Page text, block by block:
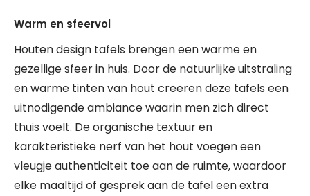
Warm en sfeervol
Houten design tafels brengen een warme en
gezellige sfeer in huis. Door de natuurlijke uitstraling
en warme tinten van hout creëren deze tafels een
uitnodigende ambiance waarin men zich direct
thuis voelt. De organische textuur en
karakteristieke nerf van het hout voegen een
vleugje authenticiteit toe aan de ruimte, waardoor
elke maaltijd of gesprek aan de tafel een extra